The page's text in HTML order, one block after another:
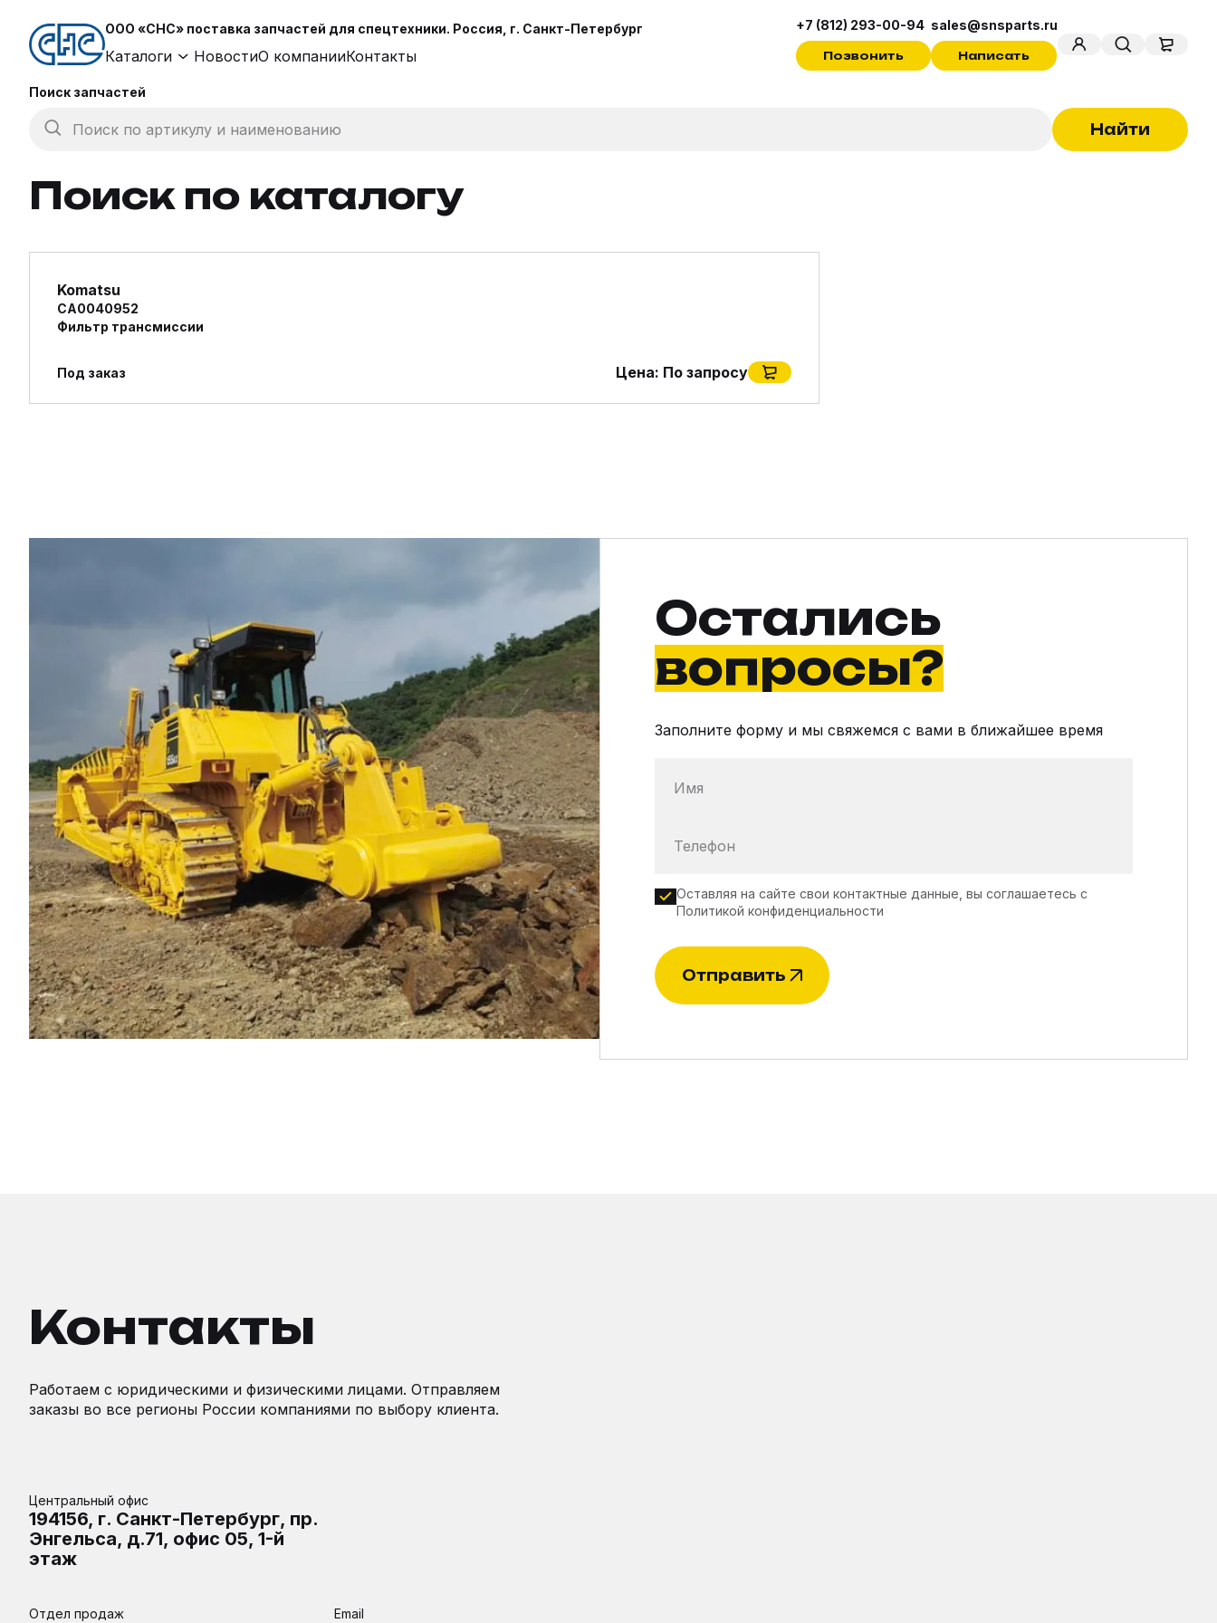
ООО «СНС» поставка запчастей для спецтехники. Россия, г. Санкт-Петербург
Каталоги НовостиО компанииКонтакты
+7 (812) 293-00-94
Позвонить
sales@snsparts.ru
Написать
Поиск запчастей
Поиск по артикулу и наименованию Найти
Поиск по каталогу
Komatsu
CA0040952
Фильтр трансмиссии
Под заказ Цена: По запросу
Остались
вопросы?
Заполните форму и мы свяжемся с вами в ближайшее время
Имя
Телефон
Оставляя на сайте свои контактные данные, вы соглашаетесь с
Политикой конфиденциальности
Отправить
Контакты
Работаем с юридическими и физическими лицами. Отправляем
заказы во все регионы России компаниями по выбору клиента.
Центральный офис
194156, г. Санкт-Петербург, пр.
Энгельса, д.71, офис 05, 1-й
этаж
Отдел продаж Email